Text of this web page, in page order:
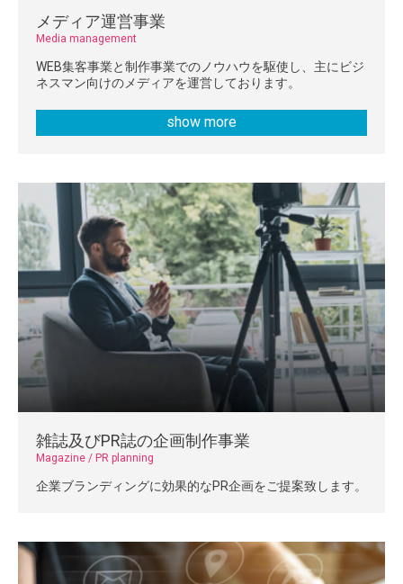
メディア運営事業
Media management
WEB集客事業と制作事業でのノウハウを駆使し、主にビジ
ネスマン向けのメディアを運営しております。
show more
雑誌及びPR誌の企画制作事業
Magazine / PR planning
企業ブランディングに効果的なPR企画をご提案致します。